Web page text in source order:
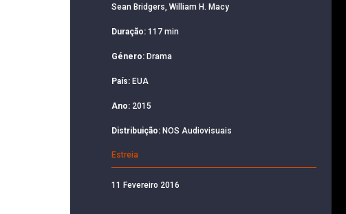
Sean Bridgers, William H. Macy
Duração: 117 min
Género: Drama
País: EUA
Ano: 2015
Distribuição: NOS Audiovisuais
Estreia
11 Fevereiro 2016